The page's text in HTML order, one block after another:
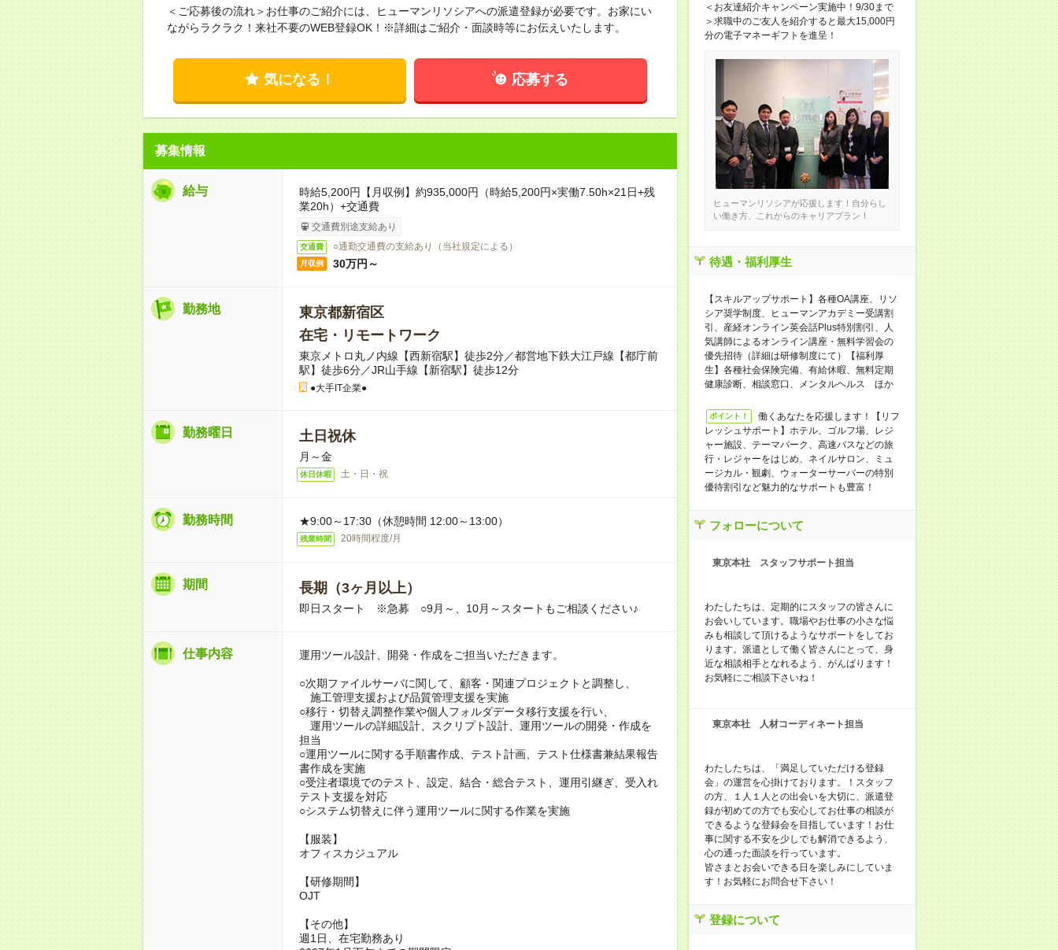
＜ご応募後の流れ＞お仕事のご紹介には、ヒューマンリソシアへの派遣登録が必要です。お家にい
ながらラクラク！来社不要のWEB登録OK！※詳細はご紹介・面談時等にお伝えいたします。
気になる！ 応募する
募集情報
給与
時給5,200円【月収例】約935,000円（時給5,200円×実働7.50h×21日+残
業20h）+交通費
交通費別途支給あり
交通費 ○通勤交通費の支給あり（当社規定による）
月収例 30万円～
勤務地
東京都新宿区
在宅・リモートワーク
東京メトロ丸ノ内線【西新宿駅】徒歩2分／都営地下鉄大江戸線【都庁前
駅】徒歩6分／JR山手線【新宿駅】徒歩12分
●大手IT企業●
勤務曜日 土日祝休
月～金
休日休暇 土・日・祝
勤務時間 ★9:00～17:30（休憩時間 12:00～13:00）
残業時間 20時間程度/月
期間 長期（3ヶ月以上）
即日スタート ※急募 ○9月～、10月～スタートもご相談ください♪
仕事内容 運用ツール設計、開発・作成をご担当いただきます。
○次期ファイルサーバに関して、顧客・関連プロジェクトと調整し、
施工管理支援および品質管理支援を実施
○移行・切替え調整作業や個人フォルダデータ移行支援を行い、
運用ツールの詳細設計、スクリプト設計、運用ツールの開発・作成を
担当
○運用ツールに関する手順書作成、テスト計画、テスト仕様書兼結果報告
書作成を実施
○受注者環境でのテスト、設定、結合・総合テスト、運用引継ぎ、受入れ
テスト支援を対応
○システム切替えに伴う運用ツールに関する作業を実施
【服装】
オフィスカジュアル
【研修期間】
OJT
【その他】
週1日、在宅勤務あり
＜お友達紹介キャンペーン実施中！9/30まで
＞求職中のご友人を紹介すると最大15,000円
分の電子マネーギフトを進呈！
ヒューマンリソシアが応援します！自分らし
い働き方、これからのキャリアプラン！
待遇・福利厚生
【スキルアップサポート】各種OA講座、リソ
シア奨学制度、ヒューマンアカデミー受講割
引、産経オンライン英会話Plus特別割引、人
気講師によるオンライン講座・無料学習会の
優先招待（詳細は研修制度にて）【福利厚
生】各種社会保険完備、有給休暇、無料定期
健康診断、相談窓口、メンタルヘルス ほか
ポイント！
働くあなたを応援します！【リフ
レッシュサポート】ホテル、ゴルフ場、レジ
ャー施設、テーマパーク、高速バスなどの旅
行・レジャーをはじめ、ネイルサロン、ミュ
ージカル・観劇、ウォーターサーバーの特別
優待割引など魅力的なサポートも豊富！
フォローについて
東京本社 スタッフサポート担当
わたしたちは、定期的にスタッフの皆さんに
お会いしています。職場やお仕事の小さな悩
みも相談して頂けるようなサポートをしてお
ります。派遣として働く皆さんにとって、身
近な相談相手となれるよう、がんばります！
お気軽にご相談下さいね！
東京本社 人材コーディネート担当
わたしたちは、「満足していただける登録
会」の運営を心掛けております。！スタッフ
の方、１人１人との出会いを大切に、派遣登
録が初めての方でも安心してお仕事の相談が
できるような登録会を目指しています！お仕
事に関する不安を少しでも解消できるよう、
心の通った面談を行っています。
皆さまとお会いできる日を楽しみにしていま
す！お気軽にお問合せ下さい！
登録について